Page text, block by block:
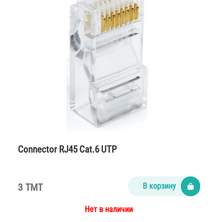
Connector RJ45 Cat.6 UTP
3 TMT В корзину
Нет в наличии